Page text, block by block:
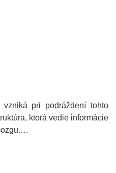
pri podráždení tohto
ktorá vedie informácie